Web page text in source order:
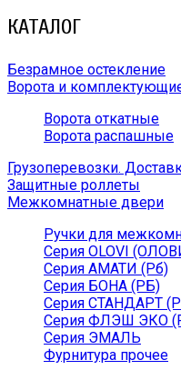
КАТАЛОГ
Безрамное остекление
Ворота и
Ворота откатные
Ворота распашные
Грузоперевозки.
Защитные роллеты
Межкомнатные двери
Ручки для
Серия OLOVI
Серия АМАТИ (Рб)
Серия БОНА (РБ)
Серия СТАНДАРТ
Серия ФЛЭШ ЭКО
Серия ЭМАЛЬ
Фурнитура прочее